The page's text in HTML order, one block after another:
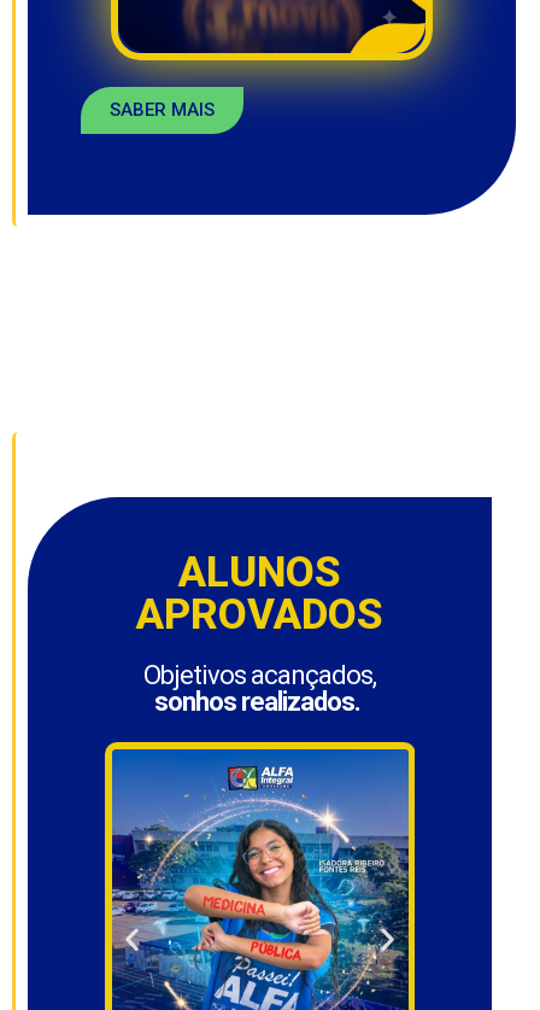
SABER MAIS
ALUNOS
APROVADOS
Objetivos acançados,
sonhos realizados.